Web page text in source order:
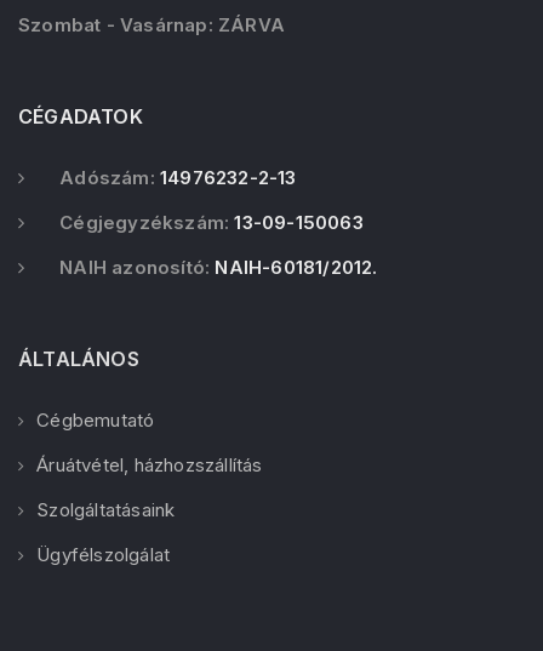
Szombat - Vasárnap: ZÁRVA
CÉGADATOK
Adószám: 14976232-2-13
Cégjegyzékszám: 13-09-150063
NAIH azonosító: NAIH-60181/2012.
ÁLTALÁNOS
Cégbemutató
Áruátvétel, házhozszállítás
Szolgáltatásaink
Ügyfélszolgálat